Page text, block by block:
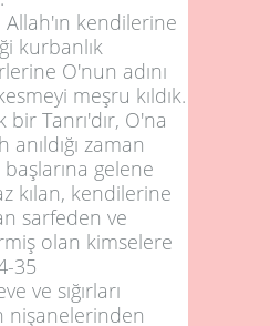
kendilerine
kurbanlık
O'nun adını
meşru kıldık.
bir Tanrı'dır, O'na
zaman
gelene
kılan, kendilerine
sarfeden ve
olan kimselere
-35
ve sığırları
nişanelerinden